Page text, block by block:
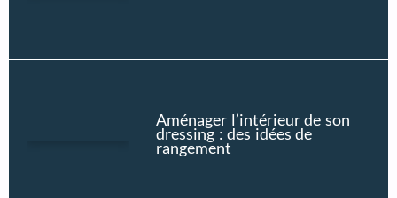
Aménager l’intérieur de son
dressing : des idées de
rangement